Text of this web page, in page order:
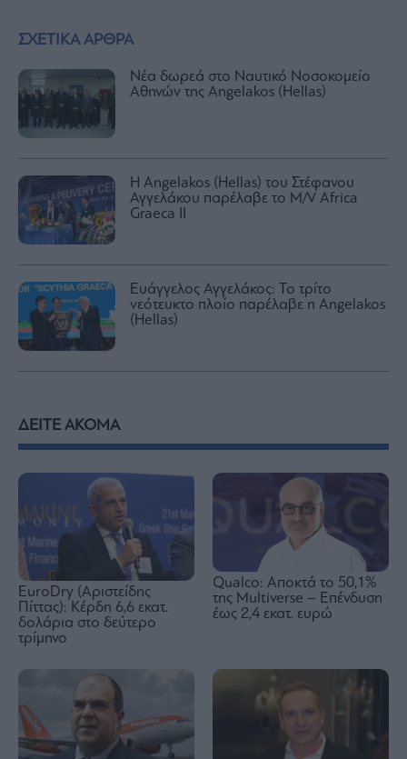
ΣΧΕΤΙΚΑ ΑΡΘΡΑ
Νέα δωρεά στο Ναυτικό Νοσοκομείο
Αθηνών της Angelakos (Hellas)
Η Angelakos (Hellas) του Στέφανου
Αγγελάκου παρέλαβε το M/V Africa
Graeca II
Ευάγγελος Αγγελάκος: Το τρίτο
νεότευκτο πλοίο παρέλαβε η Angelakos
(Hellas)
ΔΕΙΤΕ ΑΚΟΜΑ
EuroDry (Αριστείδης
Πίττας): Κέρδη 6,6 εκατ.
δολάρια στο δεύτερο
τρίμηνο
Qualco: Αποκτά το 50,1%
της Multiverse – Επένδυση
έως 2,4 εκατ. ευρώ